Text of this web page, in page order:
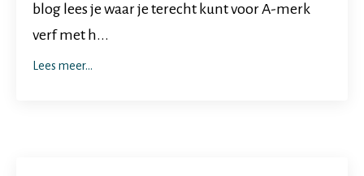
blog lees je waar je terecht kunt voor A-merk
verf met h...
Lees meer...